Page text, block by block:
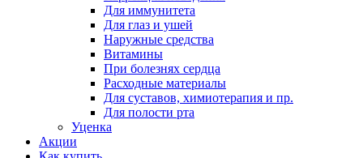
Для иммунитета
Для глаз и ушей
Наружные средства
Витамины
При болезнях сердца
Расходные материалы
Для суставов, химиотерапия и пр.
Для полости рта
Уценка
Акции